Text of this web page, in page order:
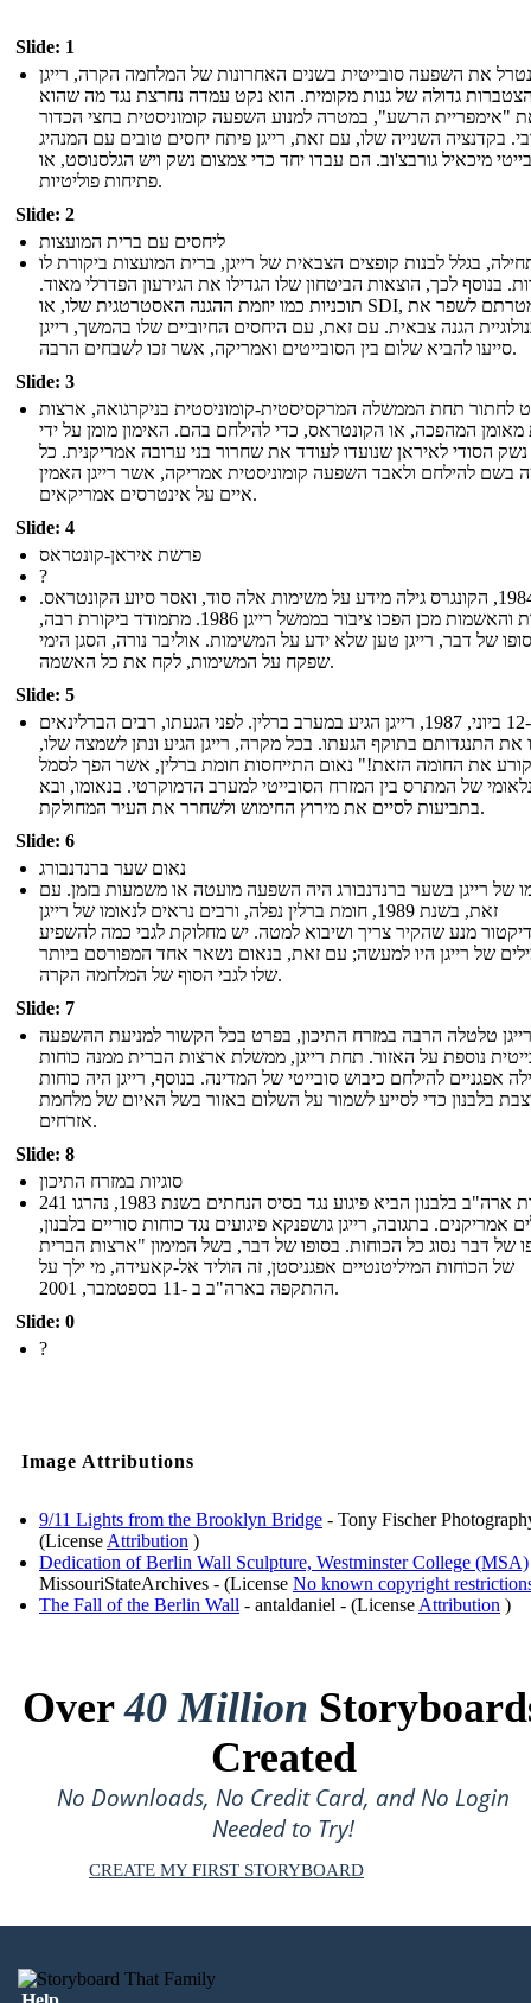
Slide: 1
את השפעה סובייטית בשנים האחרונות של המלחמה הקרה, רייגן
גדולה של גנות מקומית. הוא נקט עמדה נחרצת נגד מה שהוא
"אימפריית הרשע", במטרה למנוע השפעה קומוניסטית בחצי הכדור
בקדנציה השנייה שלו, עם זאת, רייגן פיתח יחסים טובים עם המנהיג
מיכאיל גורבצ'וב. הם עבדו יחד כדי צמצום נשק ויש הגלסנוסט, או
פתיחות פוליטיות.
Slide: 2
ליחסים עם ברית המועצות
בגלל לבנות קופצים הצבאית של רייגן, ברית המועצות ביקורת לו
בנוסף לכך, הוצאות הביטחון שלו הגדילו את הגירעון הפדרלי מאוד.
תוכניות כמו יוזמת ההגנה האסטרטגית שלו, או SDI, שמטרתם לשפר את
הגנה צבאית. עם זאת, עם היחסים החיוביים שלו בהמשך, רייגן
סייעו להביא שלום בין הסובייטים ואמריקה, אשר זכו לשבחים הרבה.
Slide: 3
לחתור תחת הממשלה המרקסיסטית-קומוניסטית בניקרגואה, ארצות
מאומן המהפכה, או הקונטראס, כדי להילחם בהם. האימון מומן על ידי
הסודי לאיראן שנועדו לעודד את שחרור בני ערובה אמריקנית. כל
בשם להילחם ולאבד השפעה קומוניסטית אמריקה, אשר רייגן האמין
איים על אינטרסים אמריקאים.
Slide: 4
פרשת איראן-קונטראס
?
בשנת 1984, הקונגרס גילה מידע על משימות אלה סוד, ואסר סיוע הקונטראס.
הפעולות והאשמות מכן הפכו ציבור בממשל רייגן 1986. מתמודד ביקורת רבה,
של דבר, רייגן טען שלא ידע על המשימות. אוליבר נורה, הסגן הימי
שפקח על המשימות, לקח את כל האשמה.
Slide: 5
ב -12 ביוני, 1987, רייגן הגיע במערב ברלין. לפני הגעתו, רבים הברלינאים
את התנגדותם בתוקף הגעתו. בכל מקרה, רייגן הגיע ונתן לשמצה שלו,
את החומה הזאת!" נאום התייחסות חומת ברלין, אשר הפך לסמל
של המתרס בין המזרח הסובייטי למערב הדמוקרטי. בנאומו, ובא
בתביעות לסיים את מירוץ החימוש ולשחרר את העיר המחולקת.
Slide: 6
נאום שער ברנדנבורג
של רייגן בשער ברנדנבורג היה השפעה מועטה או משמעות בזמן. עם
זאת, בשנת 1989, חומת ברלין נפלה, ורבים נראים לנאומו של רייגן
מנע שהקיר צריך ושיבוא למטה. יש מחלוקת לגבי כמה להשפיע
של רייגן היו למעשה; עם זאת, בנאום נשאר אחד המפורסם ביותר
שלו לגבי הסוף של המלחמה הקרה.
Slide: 7
רייגן טלטלה הרבה במזרח התיכון, בפרט בכל הקשור למניעת ההשפעה
נוספת על האזור. תחת רייגן, ממשלת ארצות הברית ממנה כוחות
אפגניים להילחם כיבוש סובייטי של המדינה. בנוסף, רייגן היה כוחות
בלבנון כדי לסייע לשמור על השלום באזור בשל האיום של מלחמת
אזרחים.
Slide: 8
סוגיות במזרח התיכון
נוכחות ארה"ב בלבנון הביא פיגוע נגד בסיס הנחתים בשנת 1983, נהרגו 241
אמריקנים. בתגובה, רייגן גושפנקא פיגועים נגד כוחות סוריים בלבנון,
של דבר נסוג כל הכוחות. בסופו של דבר, בשל המימון "ארצות הברית
של הכוחות המיליטנטיים אפגניסטן, זה הוליד אל-קאעידה, מי ילך על
ההתקפה בארה"ב ב -11 בספטמבר, 2001.
Slide: 0
?
Image Attributions
9/11 Lights from the Brooklyn Bridge - Tony Fischer
(License Attribution )
Dedication of Berlin Wall Sculpture, Westminster College (MSA)
MissouriStateArchives - (License No known copyright
The Fall of the Berlin Wall - antaldaniel - (License Attribution )
Over40 Million
Created
No Downloads, No Credit Card, and No Login
Needed to Try!
CREATE MY FIRST STORYBOARD